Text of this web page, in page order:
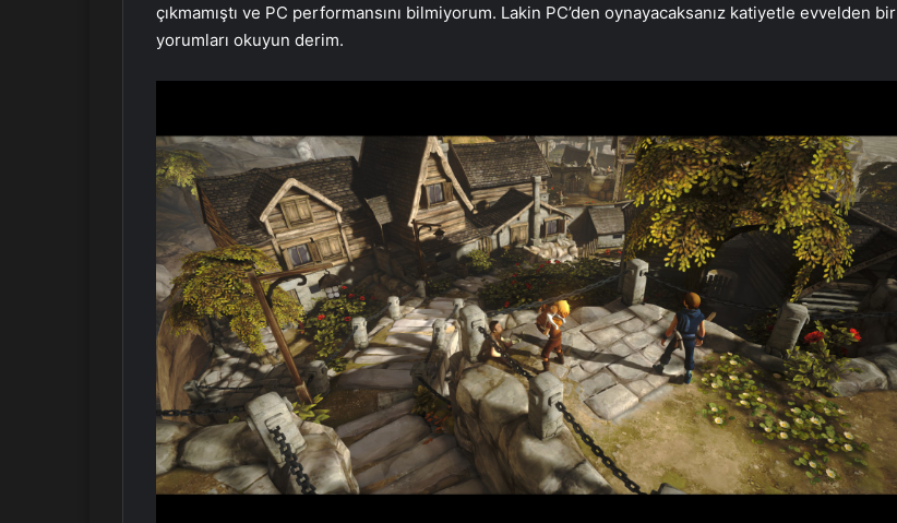
çıkmamıştı ve PC performansını bilmiyorum. Lakin PC’den oynayacaksanız katiyetle evvelden bir
yorumları okuyun derim.